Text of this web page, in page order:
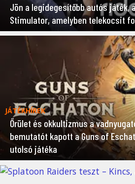
Jön a legidegesítőbb autós játék,
Stimulator, amelyben telekocsit
JÁTÉKHÍREK
Őrület és okkultizmus a
bemutatót kapott a Guns of
utolsó játéka